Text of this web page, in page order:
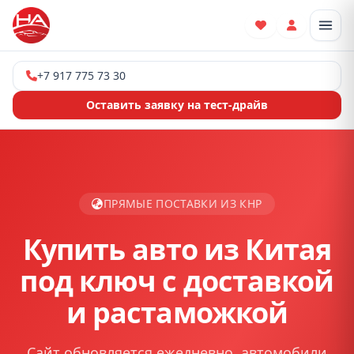
+7 917 775 73 30
Оставить заявку на тест-драйв
ПРЯМЫЕ ПОСТАВКИ ИЗ КНР
Купить авто из Китая
под ключ с доставкой
и растаможкой